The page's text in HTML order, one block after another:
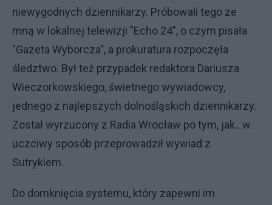
niewygodnych dziennikarzy. Próbowali tego ze
mną w lokalnej telewizji "Echo 24", o czym pisała
"Gazeta Wyborcza", a prokuratura rozpoczęła
śledztwo. Był też przypadek redaktora Dariusza
Wieczorkowskiego, świetnego wywiadowcy,
jednego z najlepszych dolnośląskich dziennikarzy.
Został wyrzucony z Radia Wrocław po tym, jak.. w
uczciwy sposób przeprowadził wywiad z
Sutrykiem.
Do domknięcia systemu, który zapewni im